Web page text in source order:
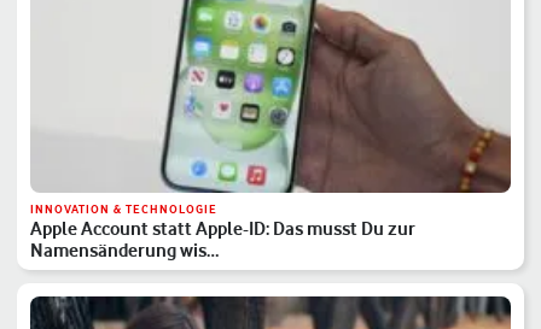
INNOVATION & TECHNOLOGIE
Apple Account statt Apple-ID: Das musst Du zur
Namensänderung wis…